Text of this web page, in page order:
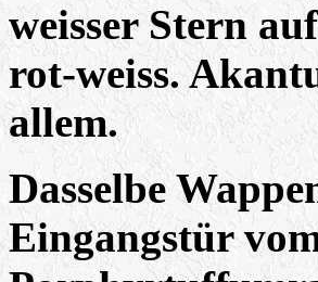
weisser Stern
rot-weiss.
allem.
Dasselbe
Eingangstür